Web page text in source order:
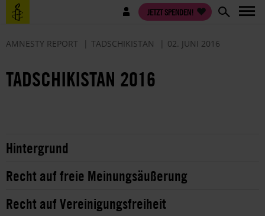
Direkt
zum
Benutzermenü JETZT SPENDEN!
AMNESTY REPORT TADSCHIKISTAN 02. JUNI 2016
TADSCHIKISTAN 2016
Hintergrund
Recht auf freie Meinungsäußerung
Recht auf Vereinigungsfreiheit